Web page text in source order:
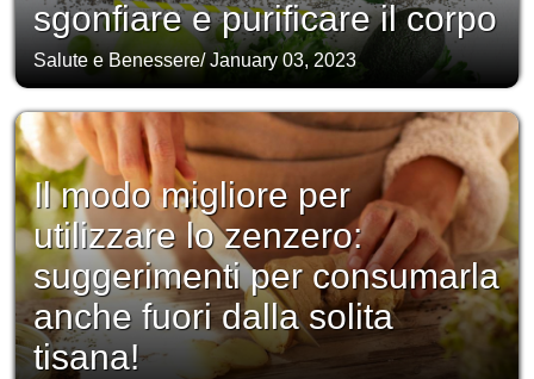
sgonfiare e purificare il corpo
Salute e Benessere/January 03, 2023
Il modo migliore per
utilizzare lo zenzero:
suggerimenti per consumarla
anche fuori dalla solita
tisana!